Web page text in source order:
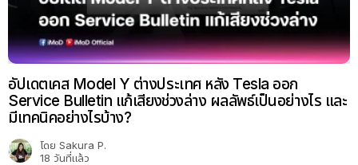
อัปเดตเคส Model Y ต่างประเทศ หลัง Tesla ออก
Service Bulletin แก้เสียงช่วงล่าง ผลลัพธ์เป็นอย่างไร และ
มีเทคนิคอย่างไรบ้าง?
โดย Sakura P.
18 วันที่แล้ว